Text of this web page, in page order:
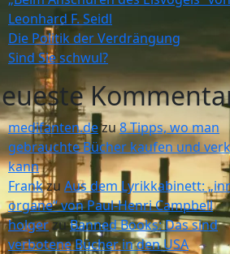
Leonhard F. Seidl
Die Politik der Verdrängung
Sind Sie schwul?
medifanten.dezu8 Tipps, wo man
gebrauchte Bücher kaufen und
kann
Frankzu Aus dem Lyrikkabinett:
organe“ von Paul-Henri Campbell
holgerzuBanned Books: Das sind
verbotene Bücher in den USA